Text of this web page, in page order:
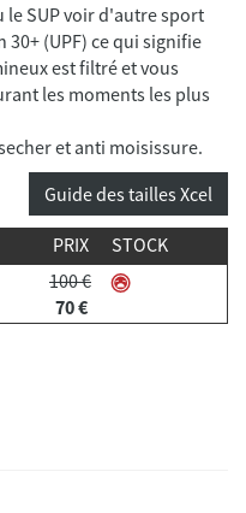
SUP voir d'autre sport
(UPF) ce qui signifie
est filtré et vous
les moments les plus
et anti moisissure.
Guide des tailles Xcel
PRIX
STOCK
100 €
70 €